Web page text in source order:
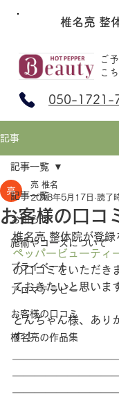
椎名亮 整
ご
こ
050-1721-
記事
記事一覧
お知らせ
施術やコースについて
プライベート
アロマテラピー
お客様の口コミ
椎名亮の作品集
記事一覧
お客様の口コ
亮 椎名
2018年5月17日 読了
椎名亮 整体院が登録
ペッパービューティ
の口コミをいただき
ておきたいと思いま
とんちゃん様、あり
す！